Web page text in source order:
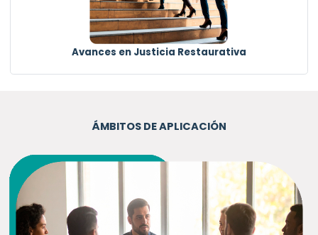
Avances en Justicia Restaurativa
ÁMBITOS DE APLICACIÓN